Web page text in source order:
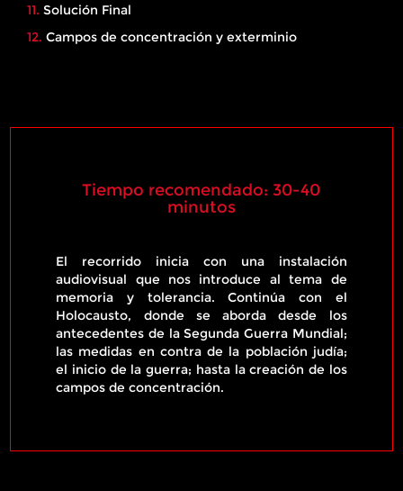
11. Solución Final
12. Campos de concentración y exterminio
Tiempo recomendado: 30-40
minutos
El recorrido inicia con una instalación
audiovisual que nos introduce al tema de
memoria y tolerancia. Continúa con el
Holocausto, donde se aborda desde los
antecedentes de la Segunda Guerra Mundial;
las medidas en contra de la población judía;
el inicio de la guerra; hasta la creación de los
campos de concentración.